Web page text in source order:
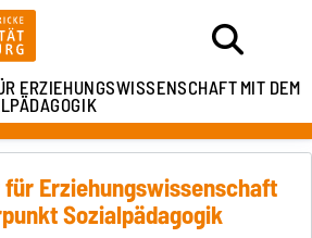
ERZIEHUNGSWISSENSCHAFTMIT DEM
Erziehungswissenschaft
Sozialpädagogik